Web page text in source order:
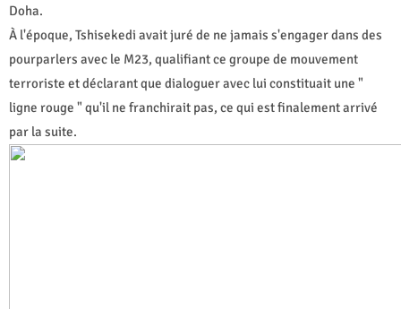
Doha.
À l'époque, Tshisekedi avait juré de ne jamais s'engager dans des
pourparlers avec le M23, qualifiant ce groupe de mouvement
terroriste et déclarant que dialoguer avec lui constituait une "
ligne rouge " qu'il ne franchirait pas, ce qui est finalement arrivé
par la suite.